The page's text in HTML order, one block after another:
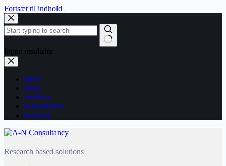
Fortsæt til indhold
Ingen resultater
Hjem
Shop
Services
Konsulenter
Kontakt
Research based solutions